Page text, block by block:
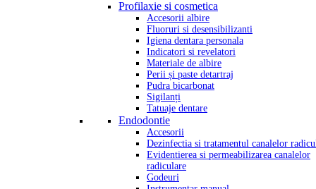
Profilaxie si cosmetica
Accesorii albire
Fluoruri si desensibilizanti
Igiena dentara personala
Indicatori si revelatori
Materiale de albire
Perii și paste detartraj
Pudra bicarbonat
Sigilanți
Tatuaje dentare
Endodontie
Accesorii
Dezinfectia si tratamentul canalelor
Evidentierea si permeabilizarea canalelor
radiculare
Godeuri